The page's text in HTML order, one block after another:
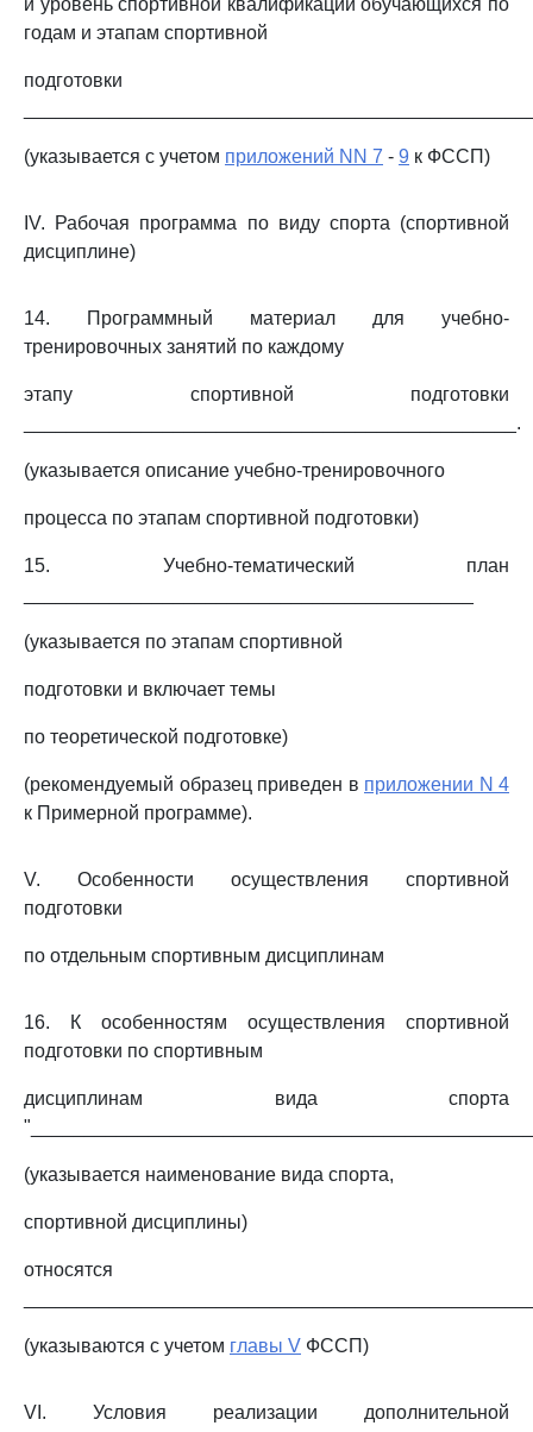
и уровень спортивной квалификации обучающихся по
годам и этапам спортивной
подготовки
(указывается с учетом приложений NN 7 - 9 к ФССП)
IV. Рабочая программа по виду спорта (спортивной
дисциплине)
14. Программный материал для учебно-
тренировочных занятий по каждому
этапу спортивной подготовки
______________________________________________.
(указывается описание учебно-тренировочного
процесса по этапам спортивной подготовки)
15. Учебно-тематический план
(указывается по этапам спортивной
подготовки и включает темы
по теоретической подготовке)
(рекомендуемый образец приведен в приложении N 4
к Примерной программе).
V. Особенности осуществления спортивной
подготовки
по отдельным спортивным дисциплинам
16. К особенностям осуществления спортивной
подготовки по спортивным
дисциплинам вида спорта
(указывается наименование вида спорта,
спортивной дисциплины)
относятся
(указываются с учетом главы V ФССП)
VI. Условия реализации дополнительной